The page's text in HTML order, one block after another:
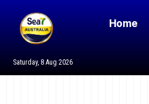
Saturday, 8 Aug 2026
Home